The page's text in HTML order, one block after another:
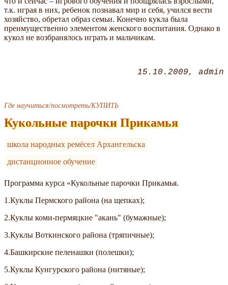
т.к. играя в них, ребенок познавал мир и себя, учился вести
хозяйство, обретал образ семьи. Конечно кукла была
преимущественно элементом женского воспитания. Однако в
кукол не возбранялось играть и мальчикам.
15.10.2009 admin
Где научиться/посмотреть/КУПИТЬ
Кукольные парочки Прикамья
школа народных ремёсел Архангельска
дистанционное обучение
Программа курса «Кукольные парочки Прикамья.
1.Куклы Пермского района (на щепках);
2.Куклы коми-пермяцкие "акань" (бумажные);
3.Куклы Воткинского района (тряпичные);
4.Башкирские пеленашки (полешки);
5.Куклы Кунгурского района (нитяные);